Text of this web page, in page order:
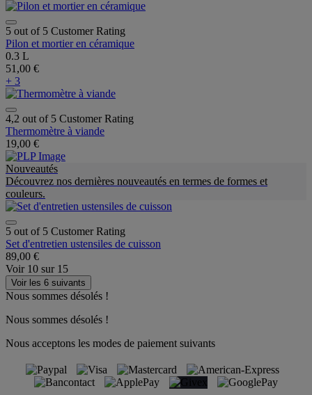
5 out of 5 Customer Rating
Pilon et mortier en céramique
0.3 L
51,00 €
+ 3
4,2 out of 5 Customer Rating
Thermomètre à viande
19,00 €
Nouveautés
Découvrez nos dernières nouveautés en termes de formes et
couleurs.
5 out of 5 Customer Rating
Set d'entretien ustensiles de cuisson
89,00 €
Voir 10 sur 15
Voir les 6 suivants
Nous sommes désolés !
Nous sommes désolés !
Nous acceptons les modes de paiement suivants